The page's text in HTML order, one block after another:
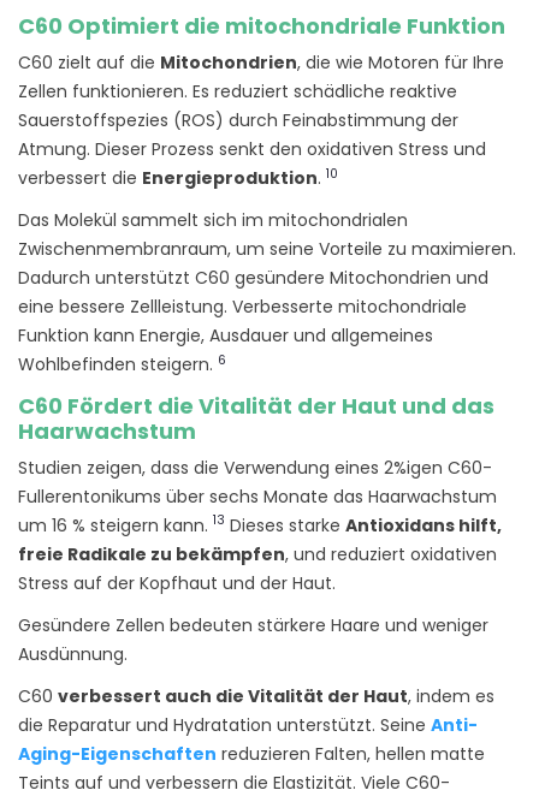
C60 Optimiert die mitochondriale Funktion
C60 zielt auf die Mitochondrien, die wie Motoren für Ihre
Zellen funktionieren. Es reduziert schädliche reaktive
Sauerstoffspezies (ROS) durch Feinabstimmung der
Atmung. Dieser Prozess senkt den oxidativen Stress und
verbessert die Energieproduktion. 10
Das Molekül sammelt sich im mitochondrialen
Zwischenmembranraum, um seine Vorteile zu maximieren.
Dadurch unterstützt C60 gesündere Mitochondrien und
eine bessere Zellleistung. Verbesserte mitochondriale
Funktion kann Energie, Ausdauer und allgemeines
Wohlbefinden steigern. 6
C60 Fördert die Vitalität der Haut und das
Haarwachstum
Studien zeigen, dass die Verwendung eines 2%igen C60-
Fullerentonikums über sechs Monate das Haarwachstum
um 16 % steigern kann. 13 Dieses starke Antioxidans hilft,
freie Radikale zu bekämpfen, und reduziert oxidativen
Stress auf der Kopfhaut und der Haut.
Gesündere Zellen bedeuten stärkere Haare und weniger
Ausdünnung.
C60 verbessert auch die Vitalität der Haut, indem es
die Reparatur und Hydratation unterstützt. Seine Anti-
Aging-Eigenschaften reduzieren Falten, hellen matte
Teints auf und verbessern die Elastizität. Viele C60-